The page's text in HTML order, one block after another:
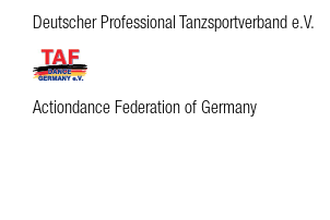
Deutscher Professional Tanzsportverband e.V.
Actiondance Federation of Germany